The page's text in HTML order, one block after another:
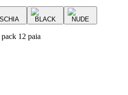
BLACK NUDE
12 paia